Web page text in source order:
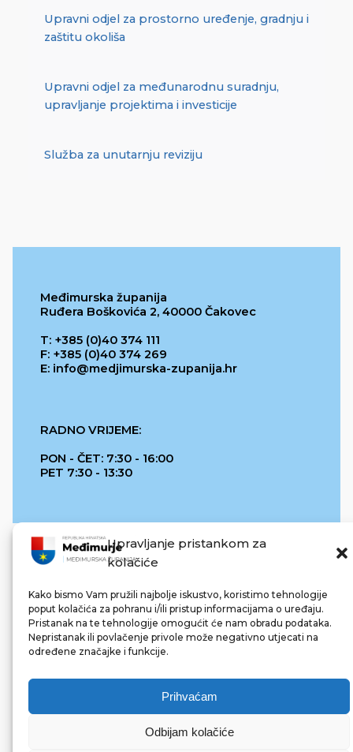
Upravljanje pristankom za
kolačiće
Kako bismo Vam pružili najbolje iskustvo, koristimo tehnologije
poput kolačića za pohranu i/ili pristup informacijama o uređaju.
Pristanak na te tehnologije omogućit će nam obradu podataka.
Nepristanak ili povlačenje privole može negativno utjecati na
određene značajke i funkcije.
Prihvaćam
Odbijam kolačiće
Upravni odjel za prostorno uređenje, gradnju i
zaštitu okoliša
Upravni odjel za međunarodnu suradnju,
upravljanje projektima i investicije
Služba za unutarnju reviziju
Međimurska županija
Ruđera Boškovića 2, 40000 Čakovec
T: +385 (0)40 374 111
F: +385 (0)40 374 269
E: info@medjimurska-zupanija.hr
RADNO VRIJEME:
PON - ČET: 7:30 - 16:00
PET 7:30 - 13:30
REPUBLIKA HRVATSKA
© 2022 Međimurska županija. Sva prava pridržana.